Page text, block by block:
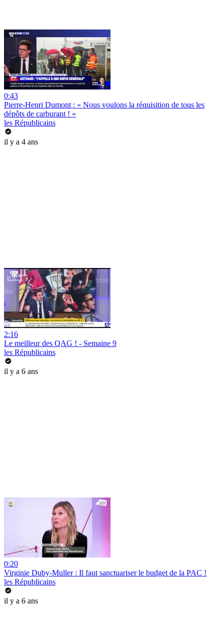
0:43
Pierre-Henri Dumont : « Nous voulons la réquisition de tous les
dépôts de carburant ! »
les Républicains
il y a 4 ans
2:16
Le meilleur des QAG ! - Semaine 9
les Républicains
il y a 6 ans
0:20
Virginie Duby-Muller : Il faut sanctuariser le budget de la PAC !
les Républicains
il y a 6 ans